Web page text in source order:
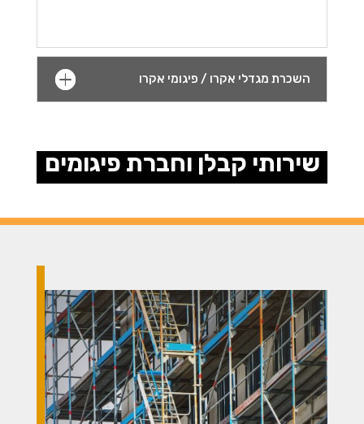
השכרת מגדלי אקרו / פיגומי אקרו
שירותי קבלן וחברת פיגומים